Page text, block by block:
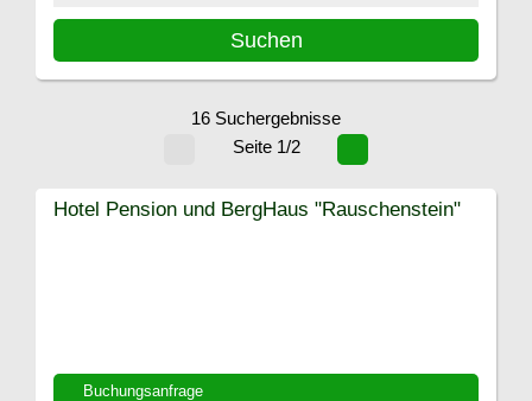
16 Suchergebnisse
Seite 1/2
Buchungsanfrage
Hotel Pension und BergHaus "Rauschenstein"